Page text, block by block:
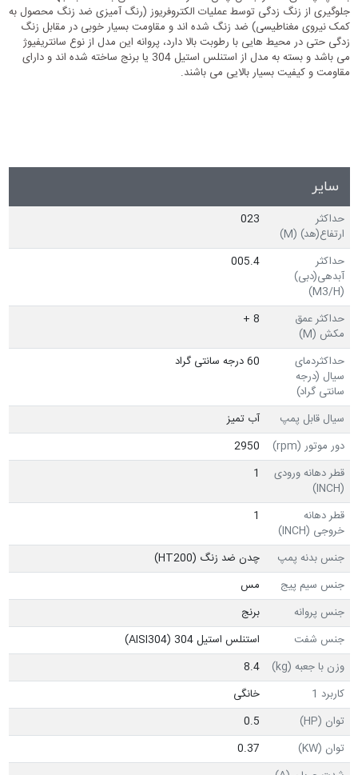
جلوگیری از زنگ زدگی توسط عملیات الکتروفریوز (رنگ آمیزی ضد زنگ محصول به
کمک نیروی مغناطیسی) ضد زنگ شده اند و مقاومت بسیار خوبی در مقابل زنگ
زدگی حتی در محیط هایی با رطوبت بالا دارد، پروانه این مدل از نوع سانتریفیوژ
می باشد و بسته به مدل از استنلس استیل 304 یا برنج ساخته شده اند و دارای
مقاومت و کیفیت بسیار بالایی می باشند.
سایر
حداکثر
ارتفاع(هد) (M)
023
حداکثر
آبدهی(دبی)
(M3/H)
005.4
حداکثر عمق
مکش (M)
8 +
حداکثردمای
سیال (درجه
سانتی گراد)
60 درجه سانتی گراد
سیال قابل پمپ
آب تمیز
دور موتور (rpm)
2950
قطر دهانه ورودی
(INCH)
1
قطر دهانه
خروجی (INCH)
1
جنس بدنه پمپ
چدن ضد زنگ (HT200)
جنس سیم پیج
مس
جنس پروانه
برنج
جنس شفت
استنلس استیل 304 (AISI304)
وزن با جعبه (kg)
8.4
کاربرد 1
خانگی
توان (HP)
0.5
توان (KW)
0.37